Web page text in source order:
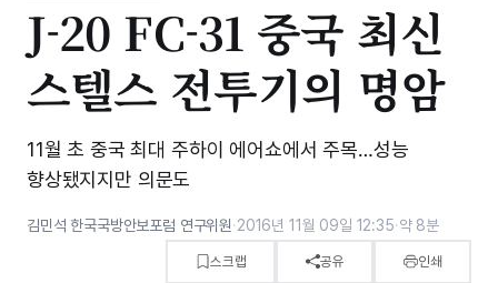
J-20 FC-31 중국 최신
스텔스 전투기의 명암
11월 초 중국 최대 주하이 에어쇼에서 주목…성능
향상됐지지만 의문도
김민석 한국국방안보포럼 연구위원·2016년 11월 09일 12:35·약 8분
스크랩 공유 인쇄